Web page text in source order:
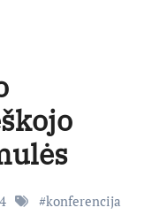
#konferencija